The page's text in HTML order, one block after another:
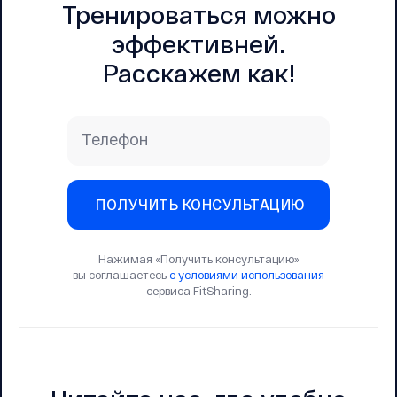
Тренироваться можно
эффективней.
Расскажем как!
Телефон
ПОЛУЧИТЬ КОНСУЛЬТАЦИЮ
Нажимая «Получить консультацию»
вы соглашаетесьс условиями использования
сервиса FitSharing.